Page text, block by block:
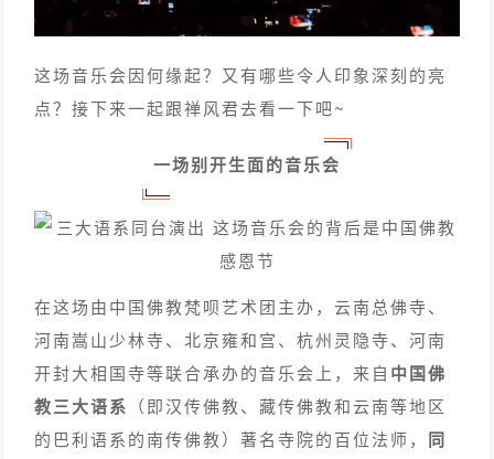
这场音乐会因何缘起？又有哪些令人印象深刻的亮
点？接下来一起跟禅风君去看一下吧~
一场别开生面的音乐会
在这场由中国佛教梵呗艺术团主办，云南总佛寺、
河南嵩山少林寺、北京雍和宫、杭州灵隐寺、河南
开封大相国寺等联合承办的音乐会上，来自 中国佛
教三大语系 （即汉传佛教、藏传佛教和云南等地区
的巴利语系的南传佛教）著名寺院的百位法师， 同